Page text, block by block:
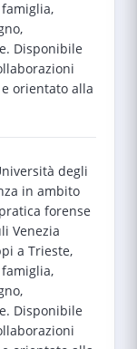
Disponibile
orientato alla
degli
in ambito
forense
Venezia
a Trieste,
Disponibile